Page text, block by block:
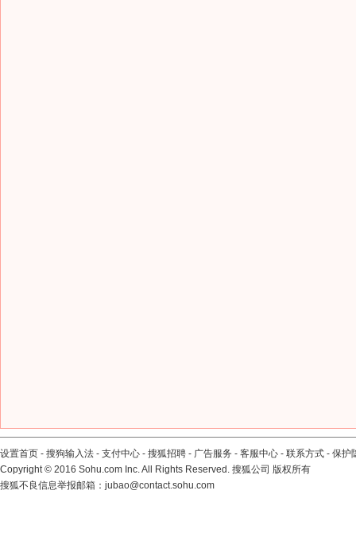
设置首页 - 搜狗输入法 - 支付中心 - 搜狐招聘 - 广告服务 - 客服中心 - 联系方式 - 保护
Copyright© 2016 Sohu.com Inc. All Rights Reserved. 搜狐公司 版权所有
搜狐不良信息举报邮箱： jubao@contact.sohu.com